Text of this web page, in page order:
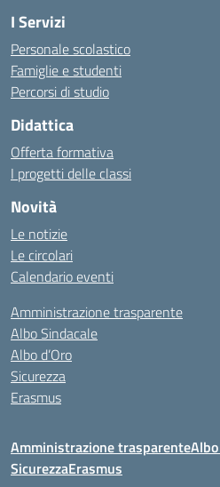
I Servizi
Personale scolastico
Famiglie e studenti
Percorsi di studio
Didattica
Offerta formativa
I progetti delle classi
Novità
Le notizie
Le circolari
Calendario eventi
Amministrazione trasparente
Albo Sindacale
Albo d’Oro
Sicurezza
Erasmus
Amministrazione trasparente
SicurezzaErasmus